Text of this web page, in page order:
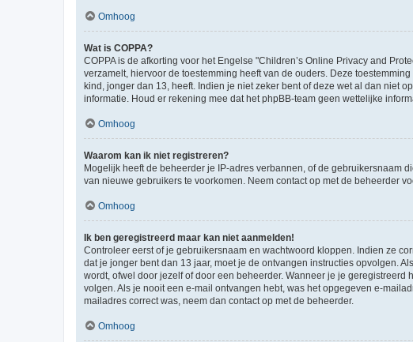
Omhoog
Wat is COPPA?
COPPA is de afkorting voor het Engelse "Children’s Online Privacy and
verzamelt, hiervoor de toestemming heeft van de ouders. Deze
kind, jonger dan 13, heeft. Indien je niet zeker bent of deze wet al dan niet
informatie. Houd er rekening mee dat het phpBB-team geen wettelijke
Omhoog
Waarom kan ik niet registreren?
Mogelijk heeft de beheerder je IP-adres verbannen, of de gebruikersnaam
van nieuwe gebruikers te voorkomen. Neem contact op met de beheerder
Omhoog
Ik ben geregistreerd maar kan niet aanmelden!
Controleer eerst of je gebruikersnaam en wachtwoord kloppen. Indien ze
dat je jonger bent dan 13 jaar, moet je de ontvangen instructies opvolgen.
wordt, ofwel door jezelf of door een beheerder. Wanneer je je
volgen. Als je nooit een e-mail ontvangen hebt, was het opgegeven e-
mailadres correct was, neem dan contact op met de beheerder.
Omhoog